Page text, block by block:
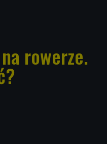
rowerze.